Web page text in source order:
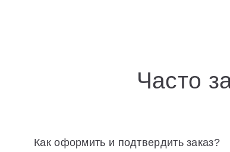
Часто
Как оформить и подтвердить заказ?